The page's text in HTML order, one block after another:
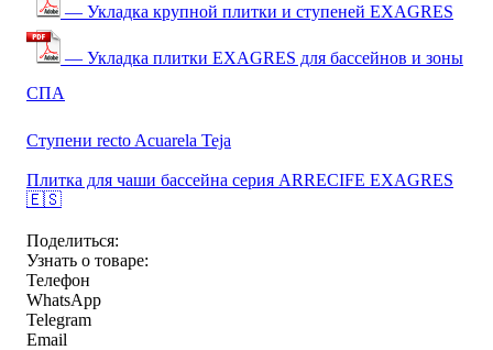
— Укладка крупной плитки и ступеней EXAGRES
— Укладка плитки EXAGRES для бассейнов и зоны
СПА
Ступени recto Acuarela Teja
Плитка для чаши бассейна серия ARRECIFE EXAGRES
🇪🇸
Поделиться:
Узнать о товаре:
Телефон
WhatsApp
Telegram
Email